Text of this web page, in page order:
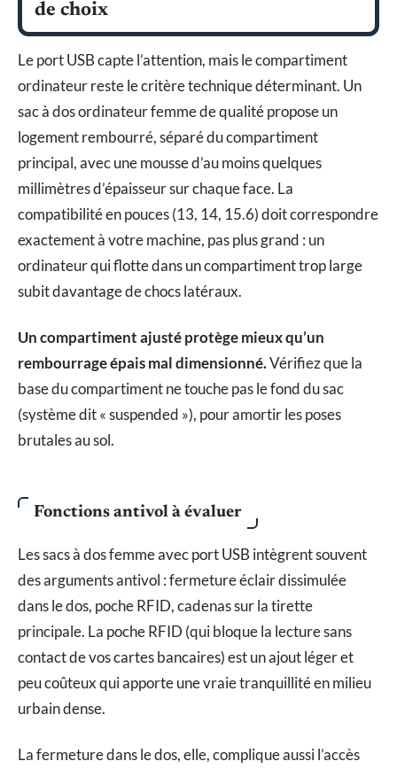
de choix
Le port USB capte l’attention, mais le compartiment
ordinateur reste le critère technique déterminant. Un
sac à dos ordinateur femme de qualité propose un
logement rembourré, séparé du compartiment
principal, avec une mousse d’au moins quelques
millimètres d’épaisseur sur chaque face. La
compatibilité en pouces (13, 14, 15.6) doit correspondre
exactement à votre machine, pas plus grand : un
ordinateur qui flotte dans un compartiment trop large
subit davantage de chocs latéraux.
Un compartiment ajusté protège mieux qu’un
rembourrage épais mal dimensionné.Vérifiez que la
base du compartiment ne touche pas le fond du sac
(système dit « suspended »), pour amortir les poses
brutales au sol.
Fonctions antivol à évaluer
Les sacs à dos femme avec port USB intègrent souvent
des arguments antivol : fermeture éclair dissimulée
dans le dos, poche RFID, cadenas sur la tirette
principale. La poche RFID (qui bloque la lecture sans
contact de vos cartes bancaires) est un ajout léger et
peu coûteux qui apporte une vraie tranquillité en milieu
urbain dense.
La fermeture dans le dos, elle, complique aussi l’accès